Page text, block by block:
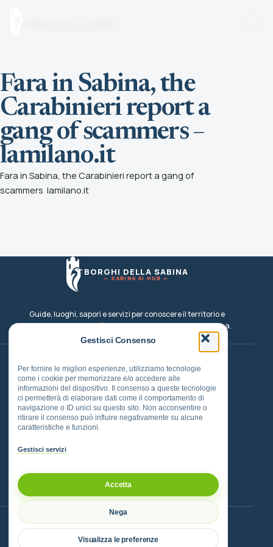
Gestisci Consenso
Per fornire le migliori esperienze, utilizziamo tecnologie
come i cookie per memorizzare e/o accedere alle
informazioni del dispositivo. Il consenso a queste tecnologie
ci permetterà di elaborare dati come il comportamento di
navigazione o ID unici su questo sito. Non acconsentire o
ritirare il consenso può influire negativamente su alcune
caratteristiche e funzioni.
Gestisci servizi
Accetta
Nega
Visualizza le preferenze
Home
Torna alla pagina principale
Borghi
Cerca un borgo o scegli una zona
Sapori
Tradizioni, tavole e produttori
Esperienze
Eventi, cammini, outdoor e pesca
Dove Dormire
Info
Informazioni sul progetto BDS
Fara in Sabina, the
Carabinieri report a
gang of scammers –
lamilano.it
Fara in Sabina, the Carabinieri report a gang of
scammers lamilano.it
BORGHI DELLA SABINA
— SABINA AI HUB —
Guide, luoghi, sapori e servizi per conoscere il territorio e
costruire un viaggio più consapevole nel cuore della Sabina.
Borghi Cammini
Eventi Sapori
PATROCINATO DAL
Comune di Montelibretti